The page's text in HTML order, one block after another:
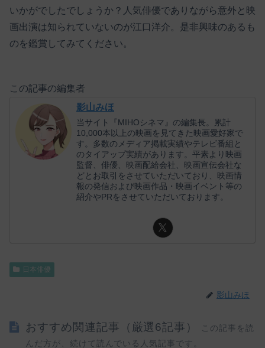
いかがでしたでしょうか？人気俳優でありながら意外と映
画出演は知られていないのが江口洋介。是非興味のあるも
のを鑑賞してみてください。
この記事の編集者
影山みほ
当サイト『MIHOシネマ』の編集長。累計
10,000本以上の映画を見てきた映画愛好家で
す。多数のメディア掲載実績やテレビ番組と
のタイアップ実績があります。平素より映画
監督、俳優、映画配給会社、映画宣伝会社な
どとお取引をさせていただいており、映画情
報の発信および映画作品・映画イベント等の
紹介やPRをさせていただいております。
日本俳優
影山みほ
おすすめ関連記事（厳選6記事）
この記事を読
んだ方が、続けて読んでいる人気記事です。